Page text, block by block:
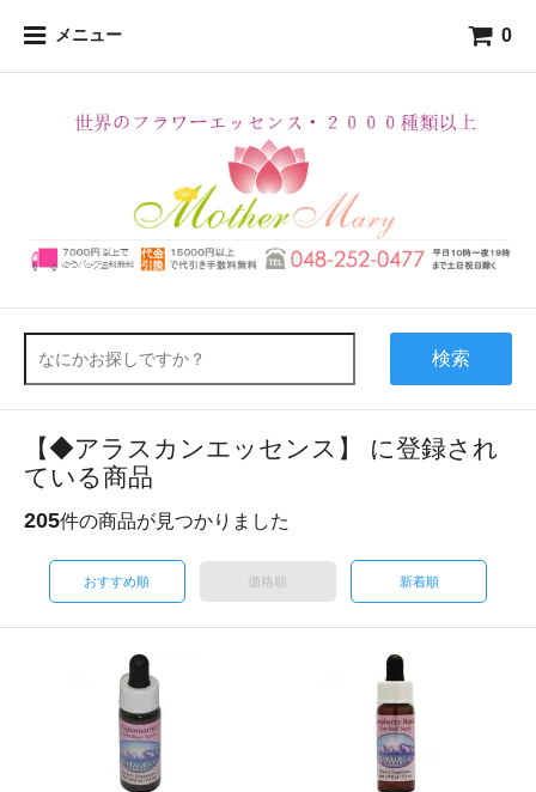
メニュー 0
検索
【◆アラスカンエッセンス】 に登録され
ている商品
205件の商品が見つかりました
おすすめ順 価格順 新着順